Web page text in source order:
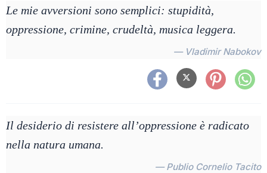
Le mie avversioni sono semplici: stupidità,
oppressione, crimine, crudeltà, musica leggera.
— Vladimir Nabokov
Il desiderio di resistere all’oppressione è radicato
nella natura umana.
— Publio Cornelio Tacito